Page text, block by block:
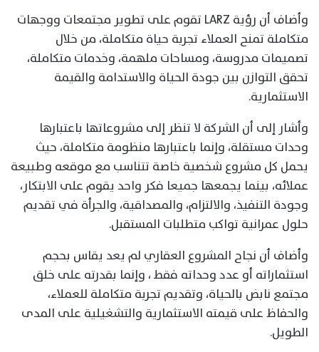
وأضاف أن رؤية LARZ تقوم على تطوير مجتمعات ووجهات
متكاملة تمنح العملاء تجربة حياة متكاملة، من خلال
تصميمات مدروسة، ومساحات ملهمة، وخدمات متكاملة،
تحقق التوازن بين جودة الحياة والاستدامة والقيمة
الاستثمارية.
وأشار إلى أن الشركة لا تنظر إلى مشروعاتها باعتبارها
وحدات مستقلة، وإنما باعتبارها منظومة متكاملة، حيث
يحمل كل مشروع شخصية خاصة تتناسب مع موقعه وطبيعة
عملائه، بينما يجمعها جميعا فكر واحد يقوم على الابتكار،
وجودة التنفيذ، والالتزام، والمصداقية، والجرأة في تقديم
حلول عمرانية تواكب متطلبات المستقبل.
وأضاف أن نجاح المشروع العقاري لم يعد يقاس بحجم
استثماراته أو عدد وحداته فقط ، وإنما بقدرته على خلق
مجتمع نابض بالحياة، وتقديم تجربة متكاملة للعملاء،
والحفاظ على قيمته الاستثمارية والتشغيلية على المدى
الطويل.